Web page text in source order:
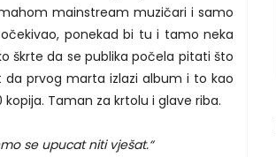
mainstream muzičari i samo
ponekad bi tu i tamo neka
škrte da se publika počela pitati što
prvog marta izlazi album i to kao
Taman za krtolu i glave riba.
se upucat niti vješat.“